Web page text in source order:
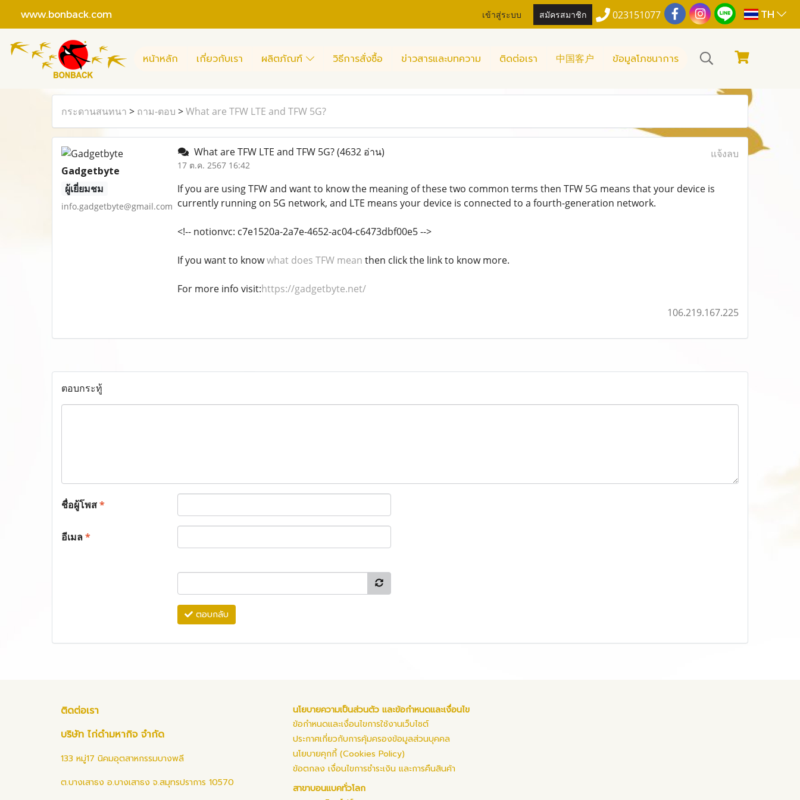
www.bonback.com เข้าสู่ระบบ สมัครสมาชิก 023151077 TH
หน้าหลัก เกี่ยวกับเรา ผลิตภัณฑ์ วิธีการสั่งซื้อ ข่าวสารและบทความ ติดต่อเรา 中国客户 ข้อมูลโภชนาการ
กระดานสนทนา > ถาม-ตอบ >What are TFW LTE and TFW 5G?
Gadgetbyte
ผู้เยี่ยมชม
info.gadgetbyte@gmail.com
What are TFW LTE and TFW 5G?(4632 อ่าน)
17 ต.ค. 2567 16:42
แจ้งลบ
If you are using TFW and want to know the meaning of these two common terms then TFW 5G means that your device is
currently running on 5G network, and LTE means your device is connected to a fourth-generation network.
<!-- notionvc: c7e1520a-2a7e-4652-ac04-c6473dbf00e5 -->
If you want to knowwhat does TFW mean then click the link to know more.
For more info visit:https://gadgetbyte.net/
106.219.167.225
ตอบกระทู้
ชื่อผู้โพส*
อีเมล*
ตอบกลับ
ติดต่อเรา
บริษัท ไก่ดำมหากิจ จำกัด
133 หมู่17 นิคมอุตสาหกรรมบางพลี
ต.บางเสาธง อ.บางเสาธง จ.สมุทรปราการ 10570
นโยบายความเป็นส่วนตัว และข้อกำหนดและเงื่อนไข
ข้อกำหนดและเงื่อนไขการใช้งานเว็บไซต์
ประกาศเกี่ยวกับการคุ้มครองข้อมูลส่วนบุคคล
นโยบายคุกกี้ (Cookies Policy)
ข้อตกลง เงื่อนไขการชำระเงิน และการคืนสินค้า
สาขาบอนแบคทั่วโลก